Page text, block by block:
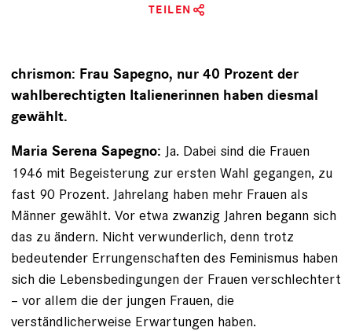
TEILEN
chrismon: Frau Sapegno, nur 40 Prozent der
wahlberechtigten Italienerinnen haben diesmal
gewählt.
Maria Serena Sapegno: Ja. Dabei sind die Frauen
1946 mit Begeisterung zur ersten Wahl gegangen, zu
fast 90 Prozent. Jahrelang haben mehr Frauen als
Männer gewählt. Vor etwa zwanzig Jahren begann sich
das zu ändern. Nicht verwunderlich, denn trotz
bedeutender Errungenschaften des Feminismus haben
sich die Lebensbedingungen der Frauen verschlechtert
– vor allem die der jungen Frauen, die
verständlicherweise Erwartungen haben.